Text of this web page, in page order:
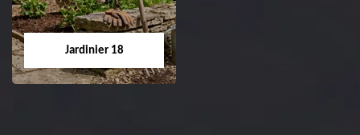
arbre et haie 18 Cher
Jardinier 18